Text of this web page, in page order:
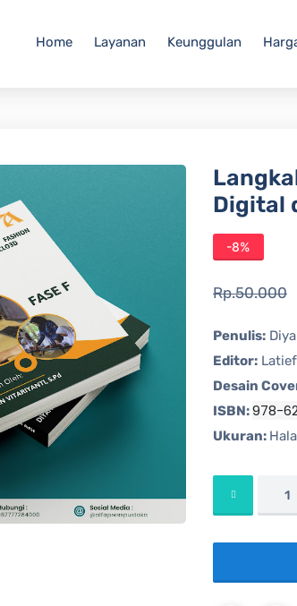
Home Layanan Keunggulan
Digital
-8%
Rp.50.000
Penulis:
Editor:
Desain
ISBN:978-
Ukuran: